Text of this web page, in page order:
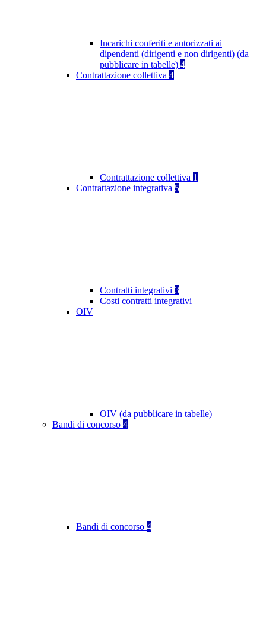
Incarichi conferiti e autorizzati ai
dipendenti (dirigenti e non dirigenti) (da
pubblicare in tabelle) 4
Contrattazione collettiva 4
Contrattazione collettiva 1
Contrattazione integrativa 5
Contratti integrativi 3
Costi contratti integrativi
OIV
OIV (da pubblicare in tabelle)
Bandi di concorso 4
Bandi di concorso 4